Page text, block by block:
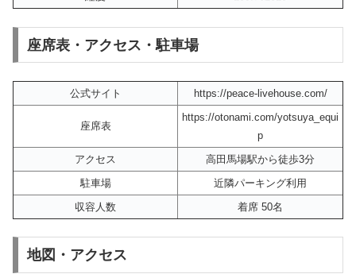
座席表・アクセス・駐車場
公式サイト https://peace-livehouse.com/
座席表
https://otonami.com/yotsuya_equi
p
アクセス
高田馬場駅から徒歩3分
駐車場
近隣パーキング利用
収容人数
着席 50名
地図・アクセス